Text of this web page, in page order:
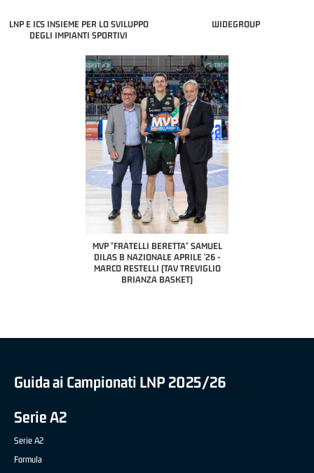
LNP E ICS INSIEME PER LO SVILUPPO
DEGLI IMPIANTI SPORTIVI
WIDEGROUP
MVP "FRATELLI BERETTA" SAMUEL
DILAS B NAZIONALE APRILE '26 -
MARCO RESTELLI (TAV TREVIGLIO
BRIANZA BASKET)
Guida ai Campionati LNP 2025/26
Serie A2
Serie A2
Formula